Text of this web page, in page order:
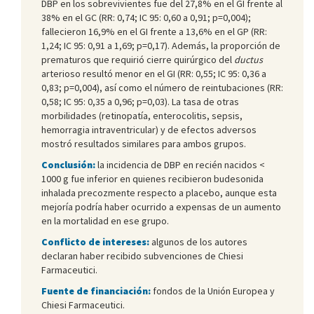
DBP en los sobrevivientes fue del 27,8% en el GI frente al
38% en el GC (RR: 0,74; IC 95: 0,60 a 0,91; p=0,004);
fallecieron 16,9% en el GI frente a 13,6% en el GP (RR:
1,24; IC 95: 0,91 a 1,69; p=0,17). Además, la proporción de
prematuros que requirió cierre quirúrgico del ductus
arterioso resultó menor en el GI (RR: 0,55; IC 95: 0,36 a
0,83; p=0,004), así como el número de reintubaciones (RR:
0,58; IC 95: 0,35 a 0,96; p=0,03). La tasa de otras
morbilidades (retinopatía, enterocolitis, sepsis,
hemorragia intraventricular) y de efectos adversos
mostró resultados similares para ambos grupos.
Conclusión:la incidencia de DBP en recién nacidos <
1000 g fue inferior en quienes recibieron budesonida
inhalada precozmente respecto a placebo, aunque esta
mejoría podría haber ocurrido a expensas de un aumento
en la mortalidad en ese grupo.
Conflicto de intereses:algunos de los autores
declaran haber recibido subvenciones de Chiesi
Farmaceutici.
Fuente de financiación: fondos de la Unión Europea y
Chiesi Farmaceutici.